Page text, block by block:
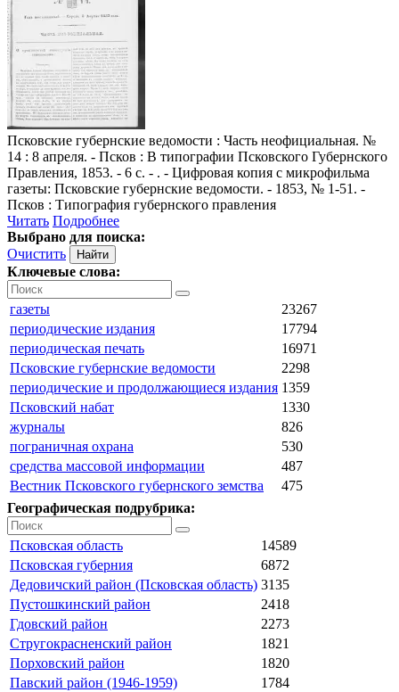
Псковские губернские ведомости : Часть неофициальная. №
14 : 8 апреля. - Псков : В типографии Псковского Губернского
Правления, 1853. - 6 с. - . - Цифровая копия с микрофильма
газеты: Псковские губернские ведомости. - 1853, № 1-51. -
Псков : Типография губернского правления
Читать Подробнее
Выбрано для поиска:
Очистить
Ключевые слова:
газеты
23267
периодические издания
17794
периодическая печать
16971
Псковские губернские ведомости
2298
периодические и продолжающиеся издания 1359
Псковский набат
1330
журналы
826
пограничная охрана
530
средства массовой информации
487
Вестник Псковского губернского земства
475
Географическая подрубрика:
Псковская область
14589
Псковская губерния
6872
Дедовичский район (Псковская область) 3135
Пустошкинский район
2418
Гдовский район
2273
Стругокрасненский район
1821
Порховский район
1820
Павский район (1946-1959)
1784